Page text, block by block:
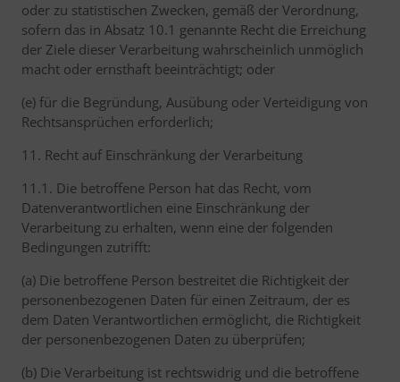
oder zu statistischen Zwecken, gemäß der Verordnung,
sofern das in Absatz 10.1 genannte Recht die Erreichung
der Ziele dieser Verarbeitung wahrscheinlich unmöglich
macht oder ernsthaft beeinträchtigt; oder
(e) für die Begründung, Ausübung oder Verteidigung von
Rechtsansprüchen erforderlich;
11. Recht auf Einschränkung der Verarbeitung
11.1. Die betroffene Person hat das Recht, vom
Datenverantwortlichen eine Einschränkung der
Verarbeitung zu erhalten, wenn eine der folgenden
Bedingungen zutrifft:
(a) Die betroffene Person bestreitet die Richtigkeit der
personenbezogenen Daten für einen Zeitraum, der es
dem Daten Verantwortlichen ermöglicht, die Richtigkeit
der personenbezogenen Daten zu überprüfen;
(b) Die Verarbeitung ist rechtswidrig und die betroffene